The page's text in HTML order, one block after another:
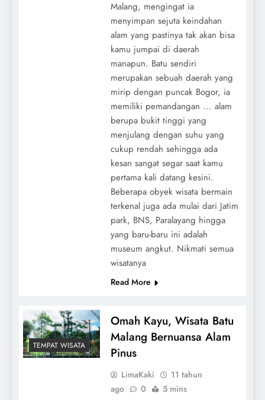
Malang, mengingat ia
menyimpan sejuta keindahan
alam yang pastinya tak akan bisa
kamu jumpai di daerah
manapun. Batu sendiri
merupakan sebuah daerah yang
mirip dengan puncak Bogor, ia
memiliki pemandangan ... alam
berupa bukit tinggi yang
menjulang dengan suhu yang
cukup rendah sehingga ada
kesan sangat segar saat kamu
pertama kali datang kesini.
Beberapa obyek wisata bermain
terkenal juga ada mulai dari Jatim
park, BNS, Paralayang hingga
yang baru-baru ini adalah
museum angkut. Nikmati semua
wisatanya
Read More
TEMPAT WISATA
Omah Kayu, Wisata Batu
Malang Bernuansa Alam
Pinus
LimaKaki
11 tahun
ago
0 5 mins